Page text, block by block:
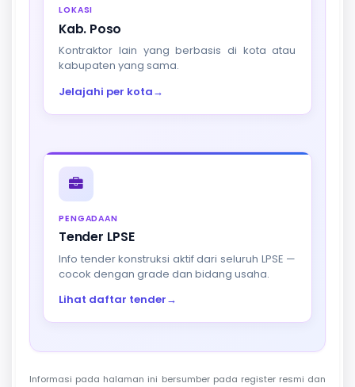
LOKASI
Kab. Poso
Kontraktor lain yang berbasis di kota atau
kabupaten yang sama.
Jelajahi per kota→
PENGADAAN
Tender LPSE
Info tender konstruksi aktif dari seluruh LPSE —
cocok dengan grade dan bidang usaha.
Lihat daftar tender→
Informasi pada halaman ini bersumber pada register resmi dan